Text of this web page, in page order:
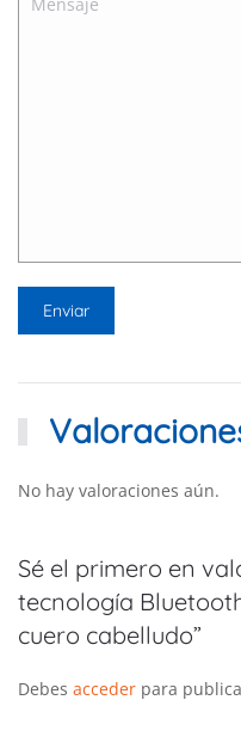
No hay valoraciones aún.
Sé el primero en
tecnología
cuero cabelludo”
Debes acceder para